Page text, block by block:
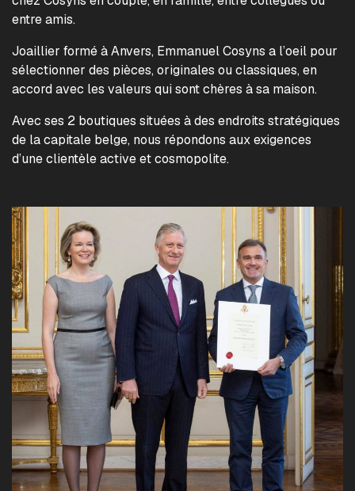
entre amis.
Joaillier formé à Anvers, Emmanuel Cosyns a l’oeil pour
sélectionner des pièces, originales ou classiques, en
accord avec les valeurs qui sont chères à sa maison.
Avec ses 2 boutiques situées à des endroits stratégiques
de la capitale belge, nous répondons aux exigences
d’une clientèle active et cosmopolite.